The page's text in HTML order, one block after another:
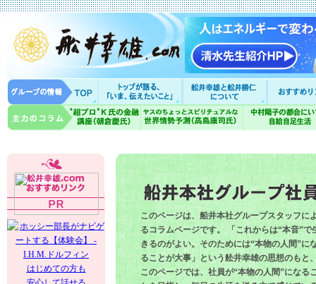
はじめての方も
このページは、船井本社グループスタッフに
るコラムページです。 「これからは“本音”で
きるのがよい。そのためには“本物の人間”に
ることが大事」という舩井幸雄の思想のもと
このページでは、社員が“本物の人間”になる